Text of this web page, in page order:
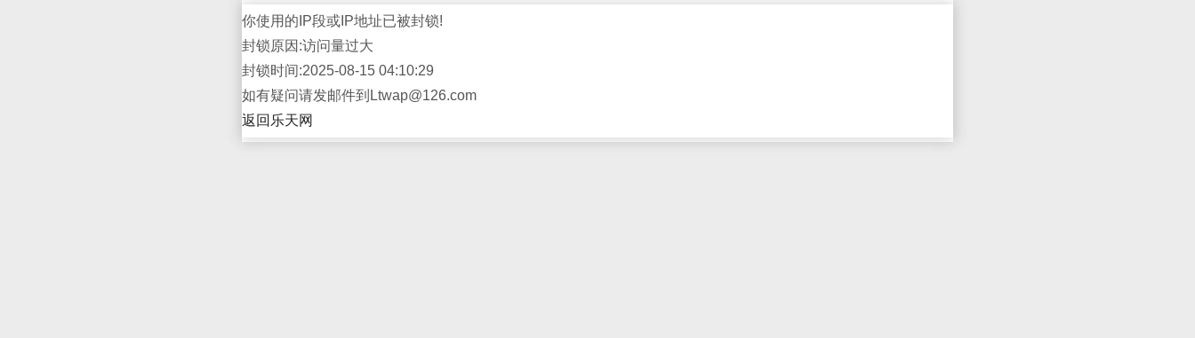
你使用的IP段或IP地址已被封锁!
封锁原因:访问量过大
封锁时间:2025-08-15 04:10:29
如有疑问请发邮件到Ltwap@126.com
返回乐天网